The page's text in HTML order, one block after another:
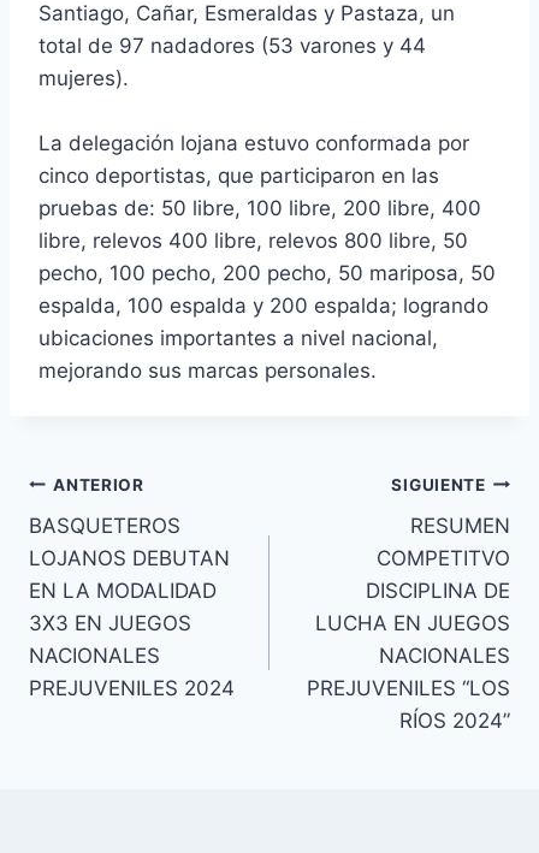
Santiago, Cañar, Esmeraldas y Pastaza, un
total de 97 nadadores (53 varones y 44
mujeres).
La delegación lojana estuvo conformada por
cinco deportistas, que participaron en las
pruebas de: 50 libre, 100 libre, 200 libre, 400
libre, relevos 400 libre, relevos 800 libre, 50
pecho, 100 pecho, 200 pecho, 50 mariposa, 50
espalda, 100 espalda y 200 espalda; logrando
ubicaciones importantes a nivel nacional,
mejorando sus marcas personales.
ANTERIOR
BASQUETEROS
LOJANOS DEBUTAN
EN LA MODALIDAD
3X3 EN JUEGOS
NACIONALES
PREJUVENILES 2024
SIGUIENTE
RESUMEN
COMPETITVO
DISCIPLINA DE
LUCHA EN JUEGOS
NACIONALES
PREJUVENILES “LOS
RÍOS 2024”